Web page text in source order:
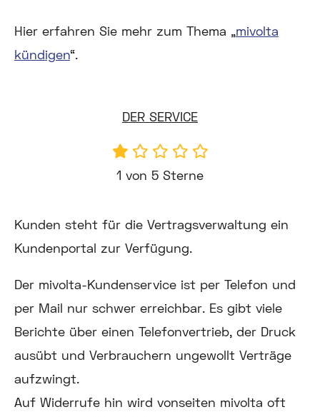
Hier erfahren Sie mehr zum Thema „mivolta
kündigen“.
DER SERVICE
1 von 5 Sterne
Kunden steht für die Vertragsverwaltung ein
Kundenportal zur Verfügung.
Der mivolta-Kundenservice ist per Telefon und
per Mail nur schwer erreichbar. Es gibt viele
Berichte über einen Telefonvertrieb, der Druck
ausübt und Verbrauchern ungewollt Verträge
aufzwingt.
Auf Widerrufe hin wird vonseiten mivolta oft